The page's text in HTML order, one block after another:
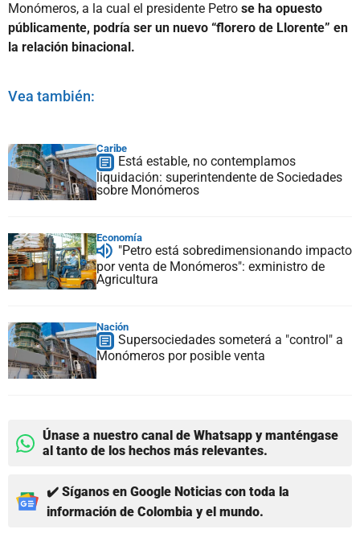
Monómeros, a la cual el presidente Petro se ha opuesto
públicamente, podría ser un nuevo “florero de Llorente” en
la relación binacional.
Vea también:
Caribe
Está estable, no contemplamos
liquidación: superintendente de Sociedades
sobre Monómeros
Economía
"Petro está sobredimensionando impacto
por venta de Monómeros": exministro de
Agricultura
Nación
Supersociedades someterá a "control" a
Monómeros por posible venta
Únase a nuestro canal de Whatsapp y manténgase
al tanto de los hechos más relevantes.
✔️ Síganos en Google Noticias con toda la
información de Colombia y el mundo.